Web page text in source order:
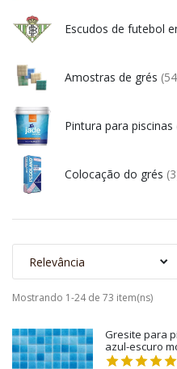
Escudos de futebol
Amostras de grés
Pintura para piscinas
Colocação do grés
Relevância
Mostrando 1-24 de 73 item(ns)
Gresite para
azul-escuro